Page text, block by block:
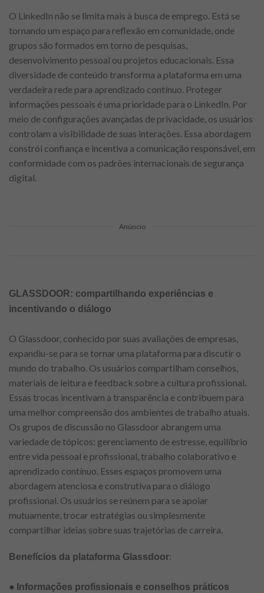
O LinkedIn não se limita mais à busca de emprego. Está se
tornando um espaço para reflexão em comunidade, onde
grupos são formados em torno de pesquisas,
desenvolvimento pessoal ou projetos educacionais. Essa
diversidade de conteúdo transforma a plataforma em uma
verdadeira rede para aprendizado contínuo. Proteger
informações pessoais é uma prioridade para o LinkedIn. Por
meio de configurações avançadas de privacidade, os usuários
controlam a visibilidade de suas interações. Essa abordagem
constrói confiança e incentiva a comunicação responsável, em
conformidade com os padrões internacionais de segurança
digital.
Anúncio
GLASSDOOR: compartilhando experiências e
incentivando o diálogo
O Glassdoor, conhecido por suas avaliações de empresas,
expandiu-se para se tornar uma plataforma para discutir o
mundo do trabalho. Os usuários compartilham conselhos,
materiais de leitura e feedback sobre a cultura profissional.
Essas trocas incentivam a transparência e contribuem para
uma melhor compreensão dos ambientes de trabalho atuais.
Os grupos de discussão no Glassdoor abrangem uma
variedade de tópicos: gerenciamento de estresse, equilíbrio
entre vida pessoal e profissional, trabalho colaborativo e
aprendizado contínuo. Esses espaços promovem uma
abordagem atenciosa e construtiva para o diálogo
profissional. Os usuários se reúnem para se apoiar
mutuamente, trocar estratégias ou simplesmente
compartilhar ideias sobre suas trajetórias de carreira.
Benefícios da plataforma Glassdoor:
● Informações profissionais e conselhos práticos